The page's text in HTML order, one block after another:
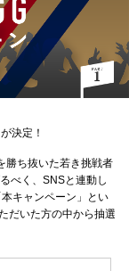
決定！
勝ち抜いた若き挑戦者
べく、SNSと連動し
キャンペーン」とい
だいた方の中から抽選